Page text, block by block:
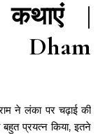
कथाएं |
Dham
ने लंका पर चढ़ाई की
बहुत प्रयत्न किया, इतने